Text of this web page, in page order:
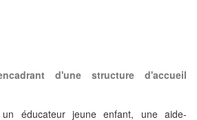
d'une structure d'accueil
un éducateur jeune enfant, une aide-